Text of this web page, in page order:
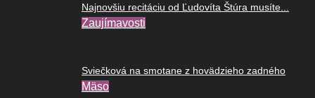
Najnovšiu recitáciu od Ľudovíta Štúra musíte...
Zaujímavosti
Sviečková na smotane z hovädzieho zadného
Mäso